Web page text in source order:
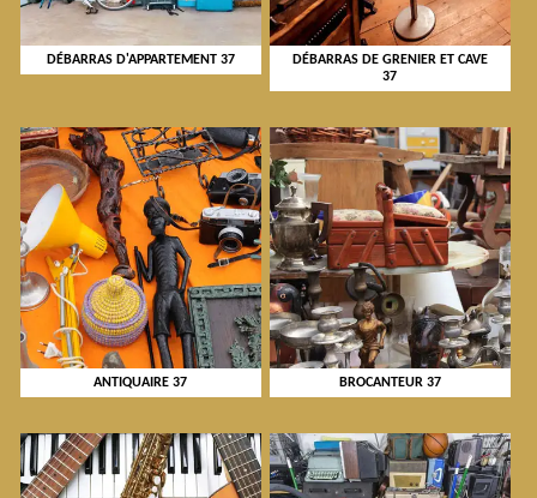
DÉBARRAS D'APPARTEMENT 37
DÉBARRAS DE GRENIER ET CAVE
37
ANTIQUAIRE 37 BROCANTEUR 37